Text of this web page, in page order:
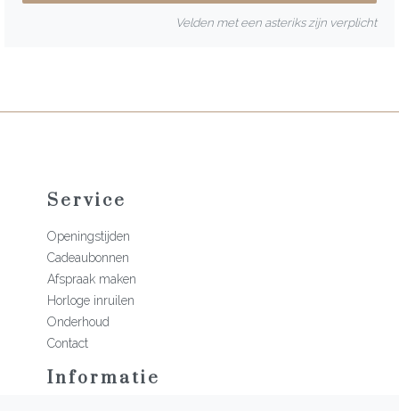
Velden met een asteriks zijn verplicht
Service
Openingstijden
Cadeaubonnen
Afspraak maken
Horloge inruilen
Onderhoud
Contact
Informatie